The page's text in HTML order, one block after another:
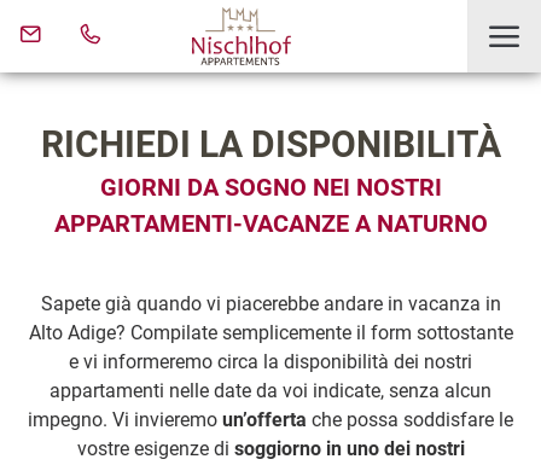
RICHIEDI LA DISPONIBILITÀ
GIORNI DA SOGNO NEI NOSTRI
APPARTAMENTI-VACANZE A NATURNO
Sapete già quando vi piacerebbe andare in vacanza in
Alto Adige? Compilate semplicemente il form sottostante
e vi informeremo circa la disponibilità dei nostri
appartamenti nelle date da voi indicate, senza alcun
impegno. Vi invieremo un’offerta che possa soddisfare le
vostre esigenze di soggiorno in uno dei nostri